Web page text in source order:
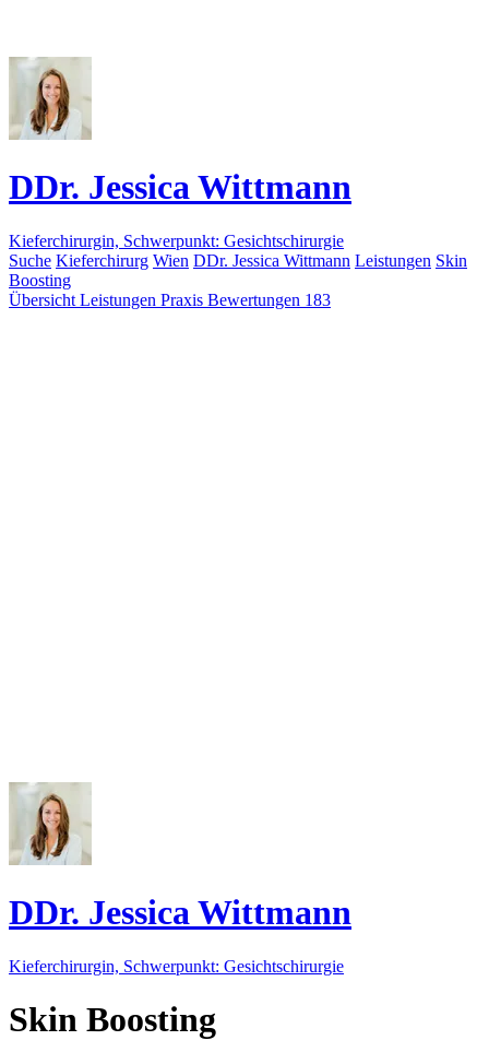
DDr. Jessica Wittmann
Kieferchirurgin, Schwerpunkt: Gesichtschirurgie
Suche Kieferchirurg Wien DDr. Jessica Wittmann Leistungen Skin
Boosting
Übersicht Leistungen Praxis Bewertungen 183
DDr. Jessica Wittmann
Kieferchirurgin, Schwerpunkt: Gesichtschirurgie
Skin Boosting